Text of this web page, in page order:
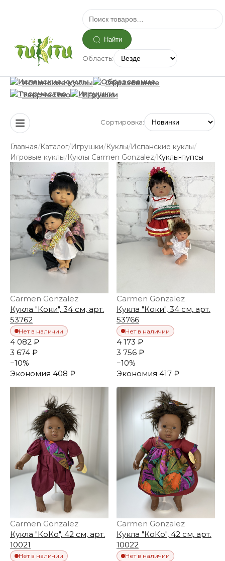
Найти
Область:
Испанские куклы
Образование
Творчество
Игрушки
Сортировка:
Главная/Каталог/Игрушки/Куклы/Испанские куклы/
Игровые куклы/Куклы Carmen Gonzalez/Куклы-пупсы
Carmen Gonzalez
Кукла "Коки", 34 см, арт.
53762
Нет в наличии
4 082 ₽
3 674 ₽
−10%
Экономия 408 ₽
Carmen Gonzalez
Кукла "Коки", 34 см, арт.
53766
Нет в наличии
4 173 ₽
3 756 ₽
−10%
Экономия 417 ₽
Carmen Gonzalez
Кукла "КоКо", 42 см, арт.
10021
Нет в наличии
Carmen Gonzalez
Кукла "КоКо", 42 см, арт.
10022
Нет в наличии